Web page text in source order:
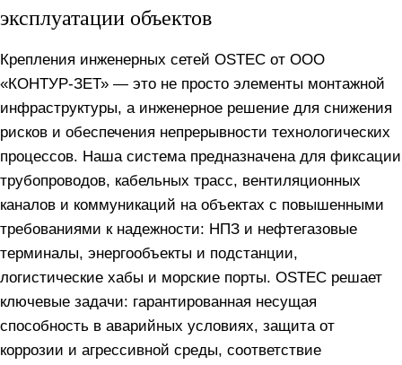
эксплуатации объектов
Крепления инженерных сетей OSTEC от ООО
«КОНТУР-ЗЕТ» — это не просто элементы монтажной
инфраструктуры, а инженерное решение для снижения
рисков и обеспечения непрерывности технологических
процессов. Наша система предназначена для фиксации
трубопроводов, кабельных трасс, вентиляционных
каналов и коммуникаций на объектах с повышенными
требованиями к надежности: НПЗ и нефтегазовые
терминалы, энергообъекты и подстанции,
логистические хабы и морские порты. OSTEC решает
ключевые задачи: гарантированная несущая
способность в аварийных условиях, защита от
коррозии и агрессивной среды, соответствие